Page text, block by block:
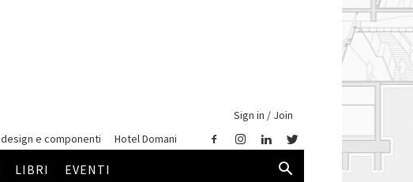
Sign in / Join
design e componenti Hotel Domani
LIBRI EVENTI